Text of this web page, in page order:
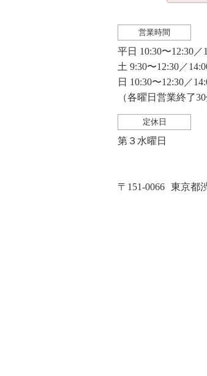
営業時間
平日 10:30〜12:30／
土 9:30〜12:30／
日 10:30〜12:30／
（各曜日営業終了
定休日
第３水曜日
〒151-0066 東京都